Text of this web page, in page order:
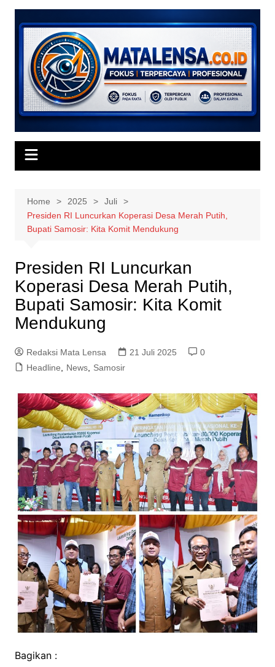
Skip
content
Home 2025
Juli
Presiden RI Luncurkan Koperasi Desa Merah Putih,
Bupati Samosir: Kita Komit Mendukung
Presiden RI Luncurkan
Koperasi Desa Merah Putih,
Bupati Samosir: Kita Komit
Mendukung
Redaksi Mata Lensa 21 Juli 2025
0
Headline
News, Samosir
Bagikan :